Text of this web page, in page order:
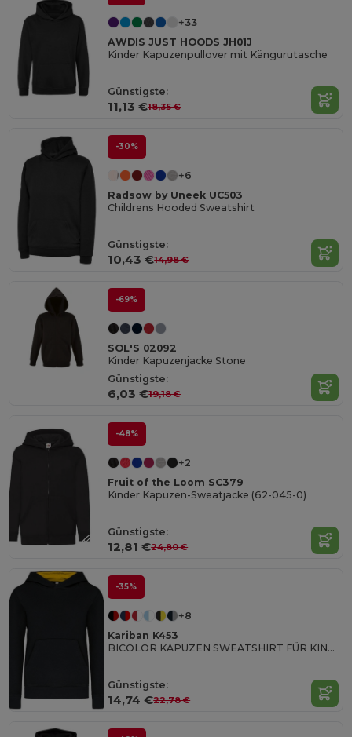
+33
AWDIS JUST HOODS JH01J
Kinder Kapuzenpullover mit Kängurutasche
Günstigste:
11,13 €18,35 €
-30%
+6
Radsow by Uneek UC503
Childrens Hooded Sweatshirt
Günstigste:
10,43 €14,98 €
-69%
SOL'S 02092
Kinder Kapuzenjacke Stone
Günstigste:
6,03 €19,18 €
-48%
+2
Fruit of the Loom SC379
Kinder Kapuzen-Sweatjacke (62-045-0)
Günstigste:
12,81 €24,80 €
-35%
+8
Kariban K453
BICOLOR KAPUZEN SWEATSHIRT FÜR KINDER
Günstigste:
14,74 €22,78 €